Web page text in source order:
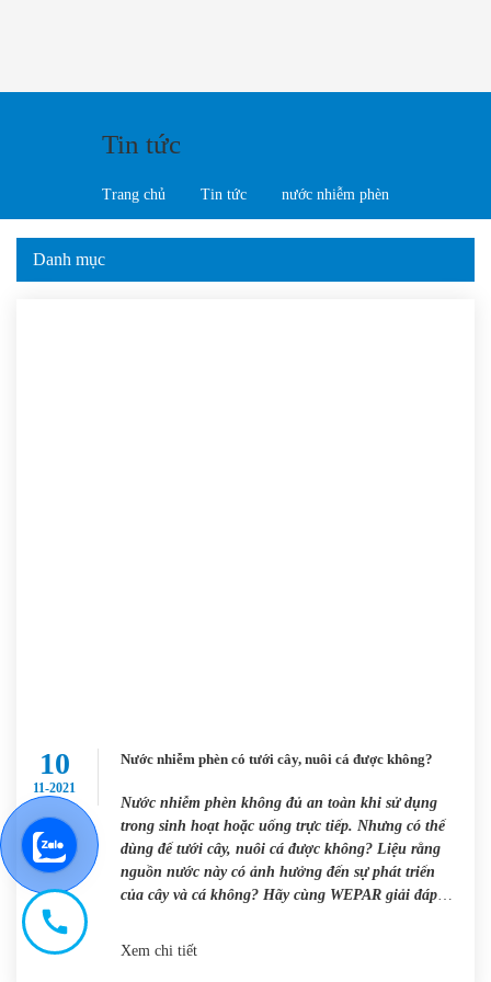
Tin tức
Trang chủ Tin tức nước nhiễm phèn
Danh mục
10
11-2021
Nước nhiễm phèn có tưới cây, nuôi cá được không?
Nước nhiễm phèn không đủ an toàn khi sử dụng
trong sinh hoạt hoặc uống trực tiếp. Nhưng có thể
dùng để tưới cây, nuôi cá được không? Liệu rằng
nguồn nước này có ảnh hưởng đến sự phát triển
của cây và cá không? Hãy cùng WEPAR giải đáp
Xem chi tiết